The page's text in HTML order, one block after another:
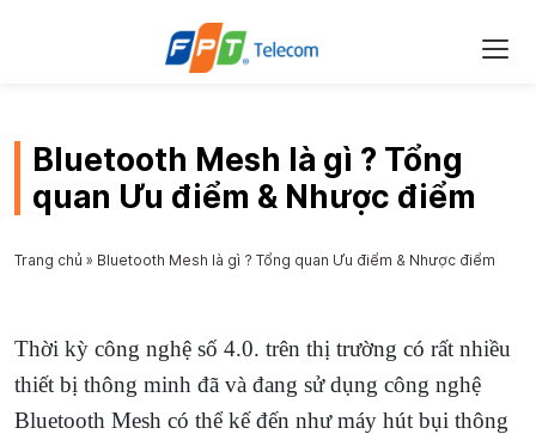
Bluetooth Mesh là gì ? Tổng
quan Ưu điểm & Nhược điểm
Trang chủ » Bluetooth Mesh là gì ? Tổng quan Ưu điểm & Nhược điểm
Thời kỳ công nghệ số 4.0. trên thị trường có rất nhiều
thiết bị thông minh đã và đang sử dụng công nghệ
Bluetooth Mesh có thể kế đến như máy hút bụi thông